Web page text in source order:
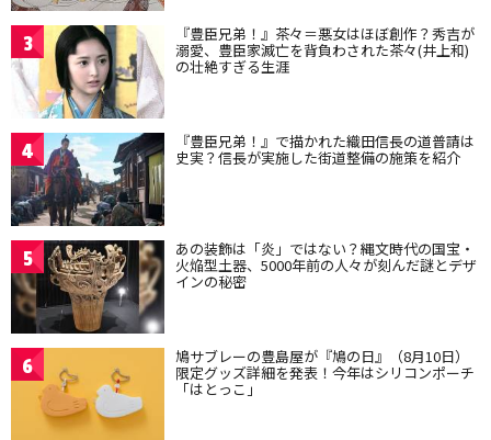
3 『豊臣兄弟！』茶々＝悪女はほぼ創作？秀吉が
溺愛、豊臣家滅亡を背負わされた茶々(井上和)
の壮絶すぎる生涯
4 『豊臣兄弟！』で描かれた織田信長の道普請は
史実？信長が実施した街道整備の施策を紹介
5 あの装飾は「炎」ではない？縄文時代の国宝・
火焔型土器、5000年前の人々が刻んだ謎とデザ
インの秘密
6 鳩サブレーの豊島屋が『鳩の日』（8月10日）
限定グッズ詳細を発表！今年はシリコンポーチ
「はとっこ」